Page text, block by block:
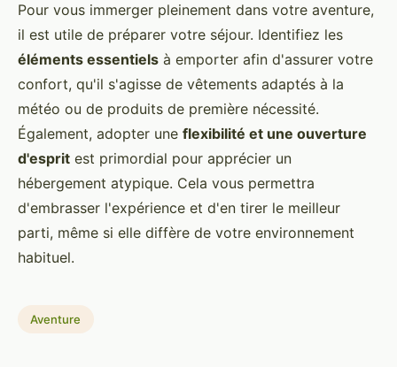
Pour vous immerger pleinement dans votre aventure,
il est utile de préparer votre séjour. Identifiez les
éléments essentiels à emporter afin d'assurer votre
confort, qu'il s'agisse de vêtements adaptés à la
météo ou de produits de première nécessité.
Également, adopter une flexibilité et une ouverture
d'esprit est primordial pour apprécier un
hébergement atypique. Cela vous permettra
d'embrasser l'expérience et d'en tirer le meilleur
parti, même si elle diffère de votre environnement
habituel.
Aventure